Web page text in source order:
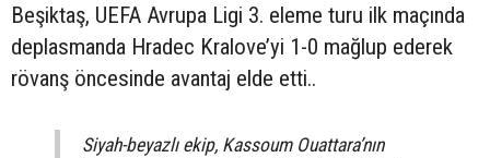
Beşiktaş, UEFA Avrupa Ligi 3. eleme turu ilk maçında
deplasmanda Hradec Kralove’yi 1-0 mağlup ederek
rövanş öncesinde avantaj elde etti..
Siyah-beyazlı ekip, Kassoum Ouattara’nın